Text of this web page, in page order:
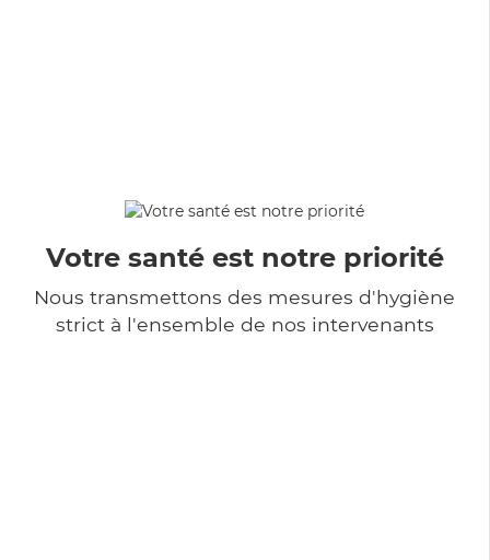
Votre santé est notre priorité
Nous transmettons des mesures d'hygiène
strict à l'ensemble de nos intervenants